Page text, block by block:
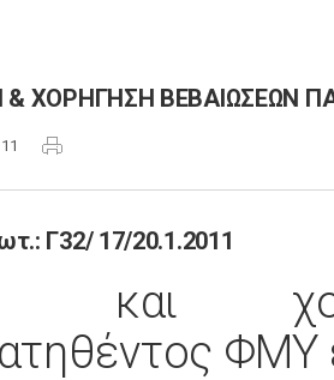
& ΧΟΡΗΓΗΣΗ ΒΕΒΑΙΩΣΕΩΝ
Γ32/ 17/20.1.2011
και
ΦΜΥ